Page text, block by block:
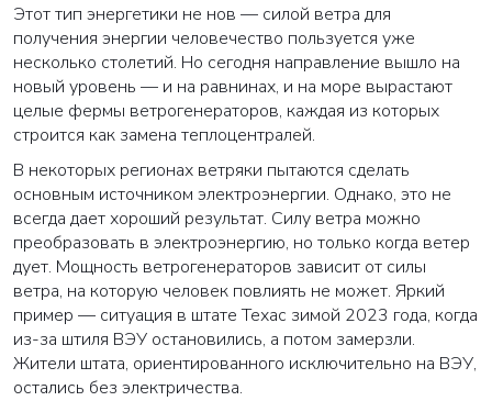
Этот тип энергетики не нов — силой ветра для
получения энергии человечество пользуется уже
несколько столетий. Но сегодня направление вышло на
новый уровень — и на равнинах, и на море вырастают
целые фермы ветрогенераторов, каждая из которых
строится как замена теплоцентралей.
В некоторых регионах ветряки пытаются сделать
основным источником электроэнергии. Однако, это не
всегда дает хороший результат. Силу ветра можно
преобразовать в электроэнергию, но только когда ветер
дует. Мощность ветрогенераторов зависит от силы
ветра, на которую человек повлиять не может. Яркий
пример — ситуация в штате Техас зимой 2023 года, когда
из-за штиля ВЭУ остановились, а потом замерзли.
Жители штата, ориентированного исключительно на ВЭУ,
остались без электричества.